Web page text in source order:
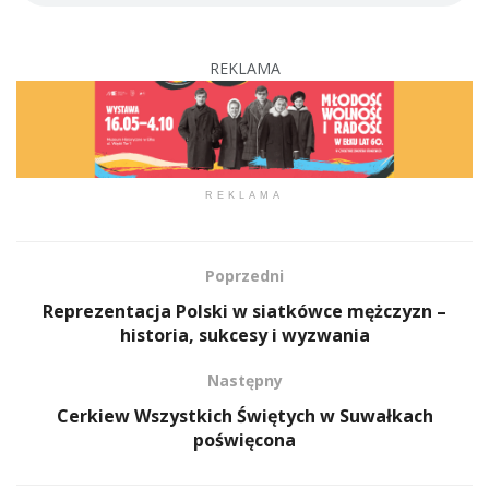
REKLAMA
REKLAMA
Poprzedni
Reprezentacja Polski w siatkówce mężczyzn –
historia, sukcesy i wyzwania
Następny
Cerkiew Wszystkich Świętych w Suwałkach
poświęcona